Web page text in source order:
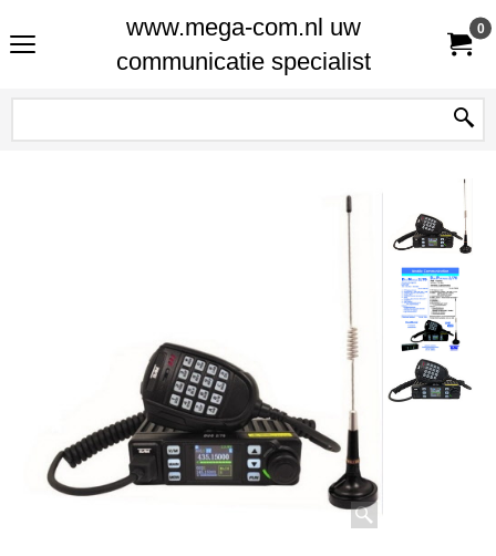
www.mega-com.nl uw
communicatie specialist
0